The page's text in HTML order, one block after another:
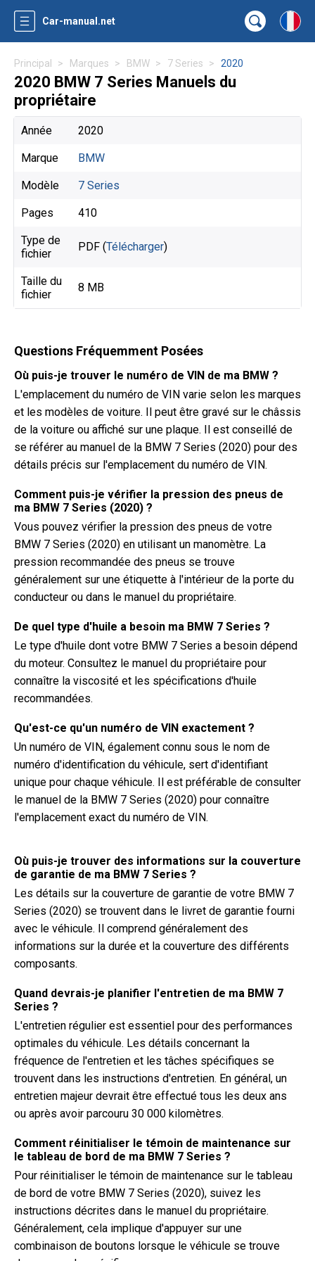
Car-manual.net
Principal Marques BMW 7 Series 2020
2020 BMW 7 Series Manuels du
propriétaire
Année 2020
Marque BMW
Modèle 7 Series
Pages 410
Type de
fichier
PDF (Télécharger)
Taille du
fichier
8 MB
Questions Fréquemment Posées
Où puis-je trouver le numéro de VIN de ma BMW ?
L'emplacement du numéro de VIN varie selon les marques
et les modèles de voiture. Il peut être gravé sur le châssis
de la voiture ou affiché sur une plaque. Il est conseillé de
se référer au manuel de la BMW 7 Series (2020) pour des
détails précis sur l'emplacement du numéro de VIN.
Comment puis-je vérifier la pression des pneus de
ma BMW 7 Series (2020) ?
Vous pouvez vérifier la pression des pneus de votre
BMW 7 Series (2020) en utilisant un manomètre. La
pression recommandée des pneus se trouve
généralement sur une étiquette à l'intérieur de la porte du
conducteur ou dans le manuel du propriétaire.
De quel type d'huile a besoin ma BMW 7 Series ?
Le type d'huile dont votre BMW 7 Series a besoin dépend
du moteur. Consultez le manuel du propriétaire pour
connaître la viscosité et les spécifications d'huile
recommandées.
Qu'est-ce qu'un numéro de VIN exactement ?
Un numéro de VIN, également connu sous le nom de
numéro d'identification du véhicule, sert d'identifiant
unique pour chaque véhicule. Il est préférable de consulter
le manuel de la BMW 7 Series (2020) pour connaître
l'emplacement exact du numéro de VIN.
Où puis-je trouver des informations sur la couverture
de garantie de ma BMW 7 Series ?
Les détails sur la couverture de garantie de votre BMW 7
Series (2020) se trouvent dans le livret de garantie fourni
avec le véhicule. Il comprend généralement des
informations sur la durée et la couverture des différents
composants.
Quand devrais-je planifier l'entretien de ma BMW 7
Series ?
L'entretien régulier est essentiel pour des performances
optimales du véhicule. Les détails concernant la
fréquence de l'entretien et les tâches spécifiques se
trouvent dans les instructions d'entretien. En général, un
entretien majeur devrait être effectué tous les deux ans
ou après avoir parcouru 30 000 kilomètres.
Comment réinitialiser le témoin de maintenance sur
le tableau de bord de ma BMW 7 Series ?
Pour réinitialiser le témoin de maintenance sur le tableau
de bord de votre BMW 7 Series (2020), suivez les
instructions décrites dans le manuel du propriétaire.
Généralement, cela implique d'appuyer sur une
combinaison de boutons lorsque le véhicule se trouve